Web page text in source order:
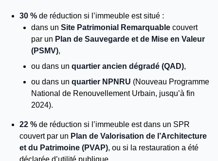
30 % de réduction si l’immeuble est situé :
dans un Site Patrimonial Remarquable couvert
par un Plan de Sauvegarde et de Mise en Valeur
(PSMV),
ou dans un quartier ancien dégradé (QAD),
ou dans un quartier NPNRU (Nouveau Programme
National de Renouvellement Urbain, jusqu’à fin
2024).
22 % de réduction si l’immeuble est dans un SPR
couvert par un Plan de Valorisation de l’Architecture
et du Patrimoine (PVAP), ou si la restauration a été
déclarée d’utilité publique.